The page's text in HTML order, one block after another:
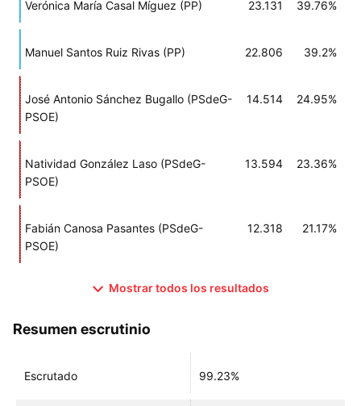
Verónica María Casal Míguez (PP) 23.131 39.76%
Manuel Santos Ruiz Rivas (PP) 22.806 39.2%
José Antonio Sánchez Bugallo (PSdeG-
PSOE)
14.514 24.95%
Natividad González Laso (PSdeG-
PSOE)
13.594 23.36%
Fabián Canosa Pasantes (PSdeG-
PSOE)
12.318 21.17%
Mostrar todos los resultados
Resumen escrutinio
Escrutado 99.23%